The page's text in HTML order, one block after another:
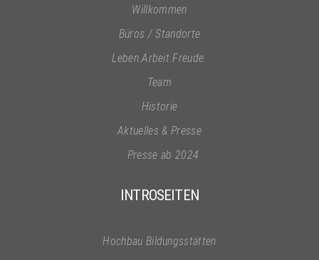
Willkommen
Büros / Standorte
Leben.Arbeit.Freude.
Team
Historie
Aktuelles & Presse
Presse ab 2024
INTROSEITEN
Hochbau Bildungsstätten